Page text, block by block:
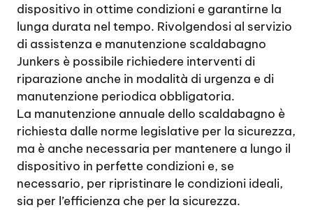
dispositivo in ottime condizioni e garantirne la
lunga durata nel tempo. Rivolgendosi al servizio
di assistenza e manutenzione scaldabagno
Junkers è possibile richiedere interventi di
riparazione anche in modalità di urgenza e di
manutenzione periodica obbligatoria.
La manutenzione annuale dello scaldabagno è
richiesta dalle norme legislative per la sicurezza,
ma è anche necessaria per mantenere a lungo il
dispositivo in perfette condizioni e, se
necessario, per ripristinare le condizioni ideali,
sia per l’efficienza che per la sicurezza.